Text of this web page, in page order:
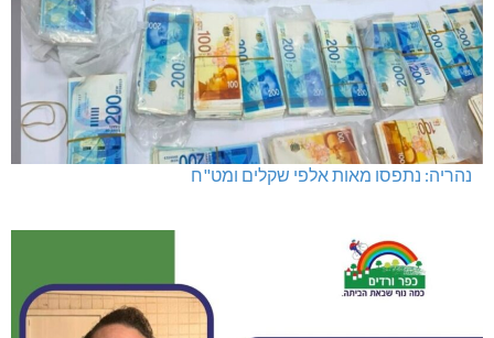
נהריה: נתפסו מאות אלפי שקלים ומט"ח